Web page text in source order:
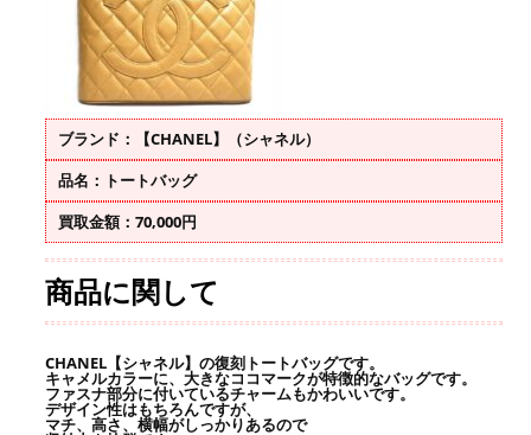
ブランド：【CHANEL】（シャネル）
品名：トートバッグ
買取金額：70,000円
商品に関して
CHANEL【シャネル】の復刻トートバッグです。
キャメルカラーに、大きなココマークが特徴的なバッグです。
ファスナ部分に付いているチャームもかわいいです。
デザイン性はもちろんですが、
マチ、高さ、横幅がしっかりあるので